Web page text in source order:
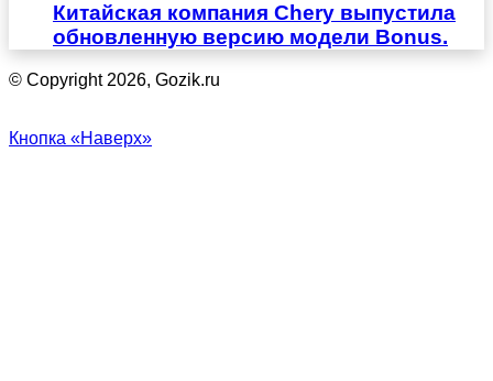
Китайская компания Chery выпустила
обновленную версию модели Bonus.
© Copyright 2026, Gozik.ru
Кнопка «Наверх»